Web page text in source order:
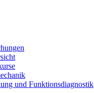
und Funktionsdiagnostik